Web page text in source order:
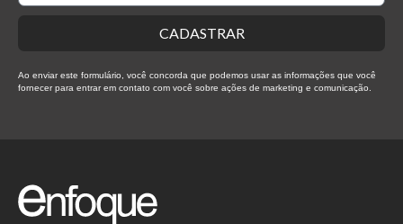
CADASTRAR
Ao enviar este formulário, você concorda que podemos usar as informações que você
fornecer para entrar em contato com você sobre ações de marketing e comunicação.